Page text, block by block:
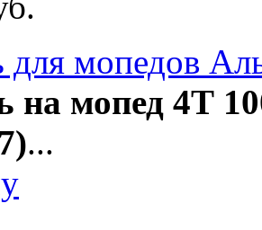
мопедов
на мопед 4Т
...